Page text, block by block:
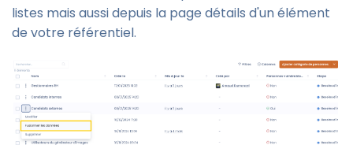
listes mais aussi depuis la page détails d'un élément
de votre référentiel.